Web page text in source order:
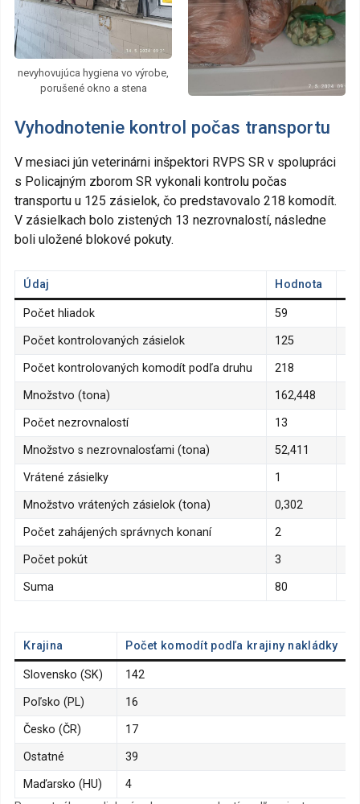
nevyhovujúca hygiena vo výrobe,
porušené okno a stena
Vyhodnotenie kontrol počas transportu
V mesiaci jún veterinárni inšpektori RVPS SR v spolupráci
s Policajným zborom SR vykonali kontrolu počas
transportu u 125 zásielok, čo predstavovalo 218 komodít.
V zásielkach bolo zistených 13 nezrovnalostí, následne
boli uložené blokové pokuty.
Údaj Hodnota
Počet hliadok
59
Počet kontrolovaných zásielok
125
Počet kontrolovaných komodít podľa druhu
218
Množstvo (tona)
162,448
Počet nezrovnalostí
13
Množstvo s nezrovnalosťami (tona)
52,411
Vrátené zásielky
1
Množstvo vrátených zásielok (tona)
0,302
Počet zahájených správnych konaní
2
Počet pokút
3
Suma
80
Krajina Počet komodít podľa krajiny nakládky
Slovensko (SK)
142
Poľsko (PL)
16
Česko (ČR)
17
Ostatné
39
Maďarsko (HU)
4